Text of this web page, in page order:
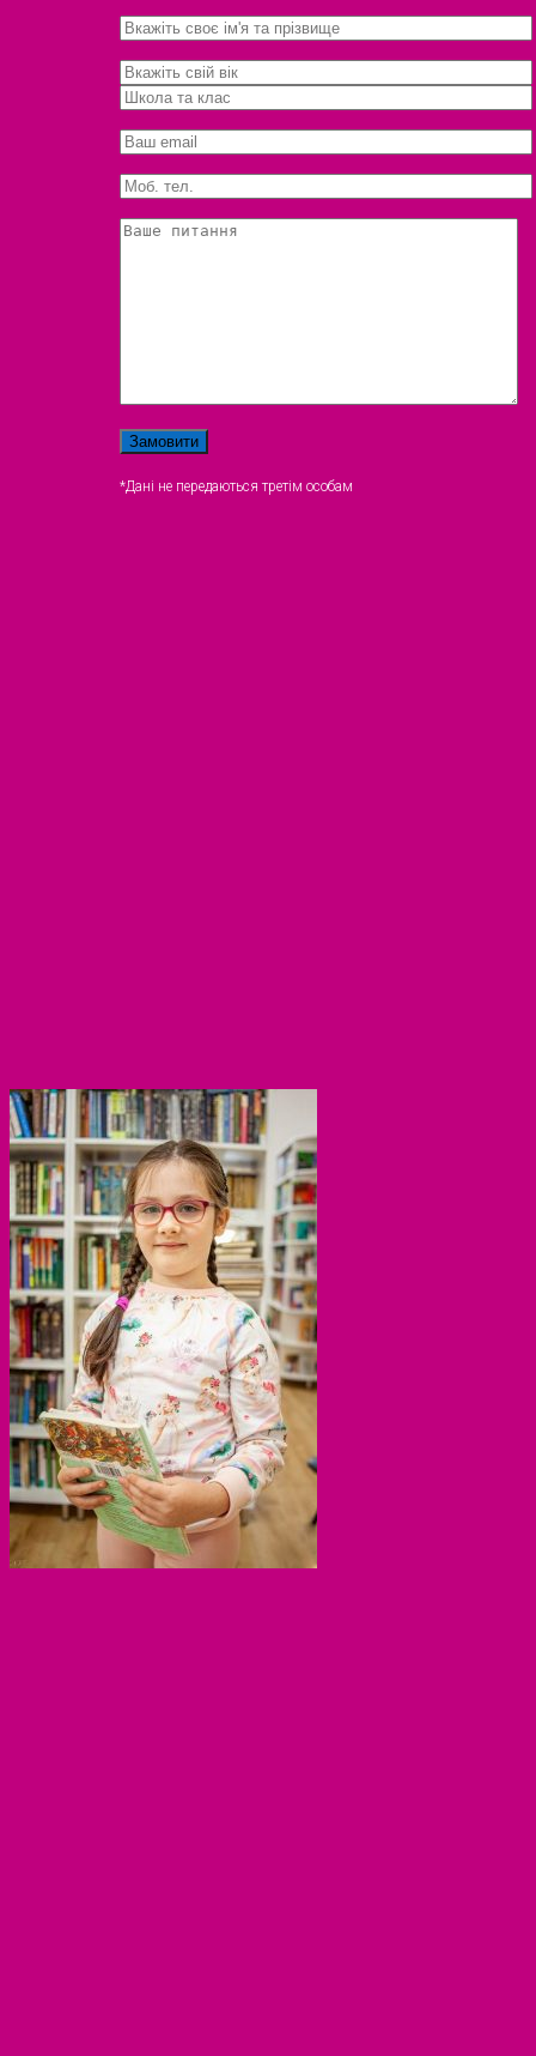
*Дані не передаються третім особам